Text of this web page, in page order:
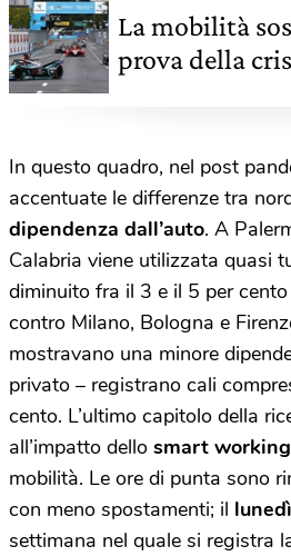
La mobilità
prova della
In questo quadro, nel post
accentuate le differenze tra
dipendenza dall’auto. A
Calabria viene utilizzata quasi
diminuito fra il 3 e il 5 per
contro Milano, Bologna e
mostravano una minore
privato – registrano cali
cento. L’ultimo capitolo della
all’impatto dello smart working
mobilità. Le ore di punta sono
con meno spostamenti; il lunedì
settimana nel quale si registra